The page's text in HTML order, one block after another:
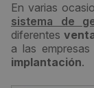
En varias
sistema de
diferentes
a las
implantación.